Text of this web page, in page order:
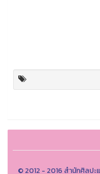
© 2012 - 2016 สำนักศิลป